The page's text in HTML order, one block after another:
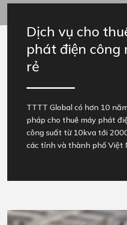
Dịch vụ cho
phát điện công
rẻ
TTTT Global có hơn 10
pháp cho thuê máy phát
công suất từ 10kva tới
các tỉnh và thành phố Việt